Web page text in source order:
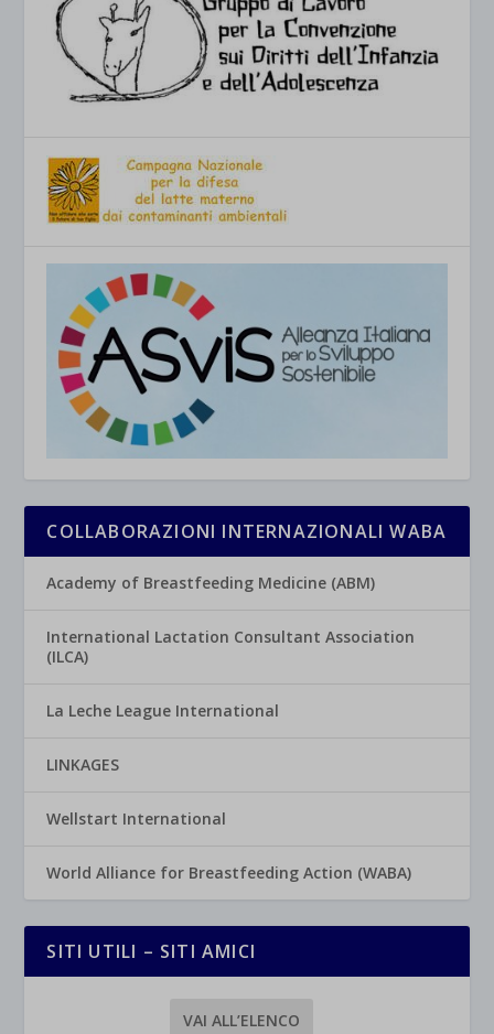
COLLABORAZIONI INTERNAZIONALI WABA
Academy of Breastfeeding Medicine (ABM)
International Lactation Consultant Association
(ILCA)
La Leche League International
LINKAGES
Wellstart International
World Alliance for Breastfeeding Action (WABA)
SITI UTILI – SITI AMICI
VAI ALL’ELENCO